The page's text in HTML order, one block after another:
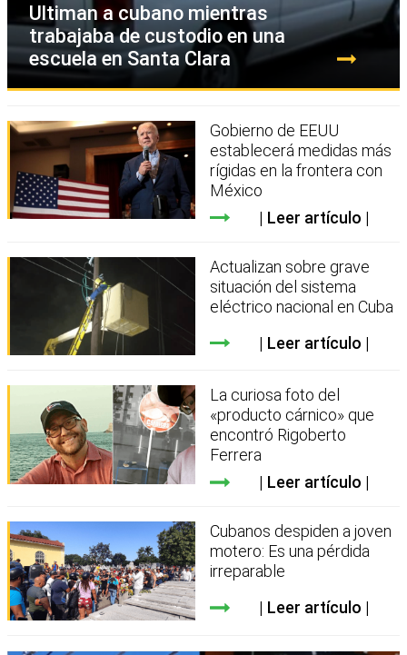
Ultiman a cubano mientras
trabajaba de custodio en una
escuela en Santa Clara
Gobierno de EEUU
establecerá medidas más
rígidas en la frontera con
México
Leer artículo
Actualizan sobre grave
situación del sistema
eléctrico nacional en Cuba
Leer artículo
La curiosa foto del
«producto cárnico» que
encontró Rigoberto
Ferrera
Leer artículo
Cubanos despiden a joven
motero: Es una pérdida
irreparable
Leer artículo